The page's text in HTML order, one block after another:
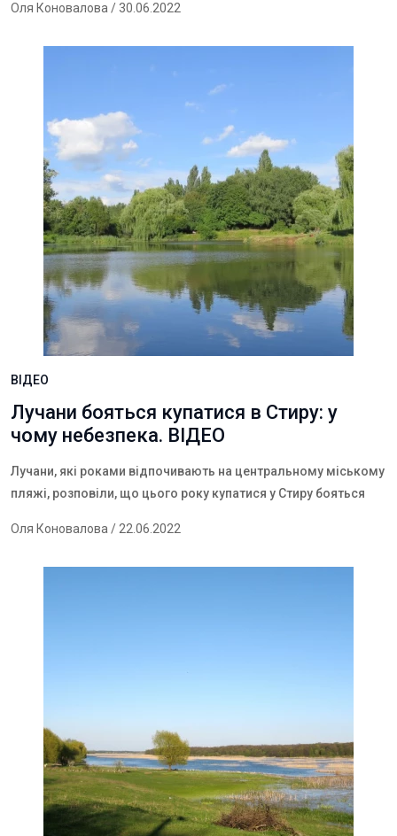
Оля Коновалова / 30.06.2022
ВІДЕО
Лучани бояться купатися в Стиру: у
чому небезпека. ВІДЕО
Лучани, які роками відпочивають на центральному міському
пляжі, розповіли, що цього року купатися у Стиру бояться
Оля Коновалова / 22.06.2022